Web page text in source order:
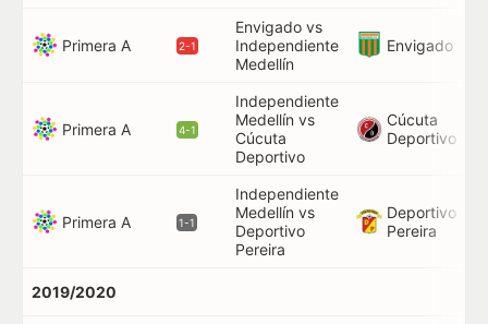
Primera A 2-1
Envigado vs
Independiente
Medellín
Envigado
Primera A 4-1
Independiente
Medellín vs
Cúcuta
Deportivo
Cúcuta
Deportivo
Primera A 1-1
Independiente
Medellín vs
Deportivo
Pereira
Deportivo
Pereira
2019/2020